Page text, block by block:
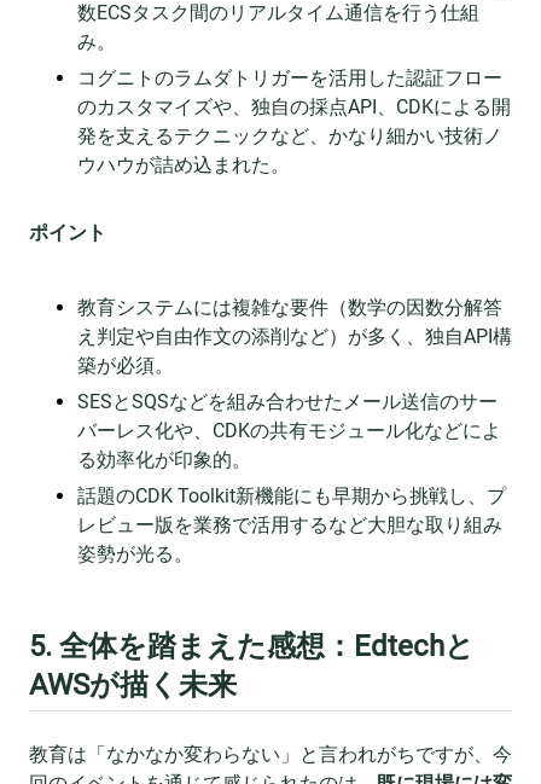
数ECSタスク間のリアルタイム通信を行う仕組
み。
コグニトのラムダトリガーを活用した認証フロー
のカスタマイズや、独自の採点API、CDKによる開
発を支えるテクニックなど、かなり細かい技術ノ
ウハウが詰め込まれた。
ポイント
教育システムには複雑な要件（数学の因数分解答
え判定や自由作文の添削など）が多く、独自API構
築が必須。
SESとSQSなどを組み合わせたメール送信のサー
バーレス化や、CDKの共有モジュール化などによ
る効率化が印象的。
話題のCDK Toolkit新機能にも早期から挑戦し、プ
レビュー版を業務で活用するなど大胆な取り組み
姿勢が光る。
5. 全体を踏まえた感想：Edtechと
AWSが描く未来
教育は「なかなか変わらない」と言われがちですが、今